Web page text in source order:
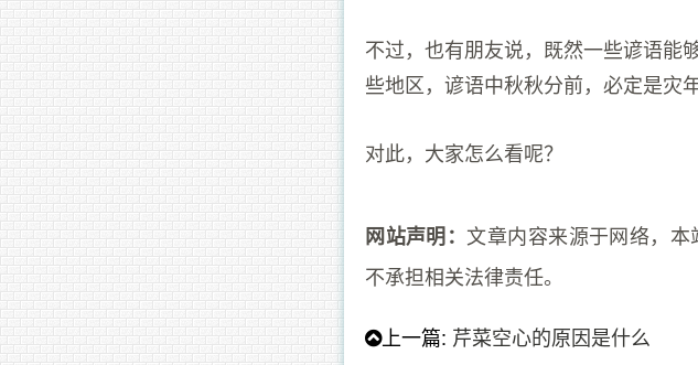
不过，也有朋友说，既然一些谚语能
些地区，谚语中秋秋分前，必定是灾
对此，大家怎么看呢？
网站声明： 文章内容来源于网络，
不承担相关法律责任。
上一篇: 芹菜空心的原因是什么